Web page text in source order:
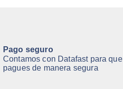
Pago seguro
Contamos con Datafast para que
pagues de manera segura